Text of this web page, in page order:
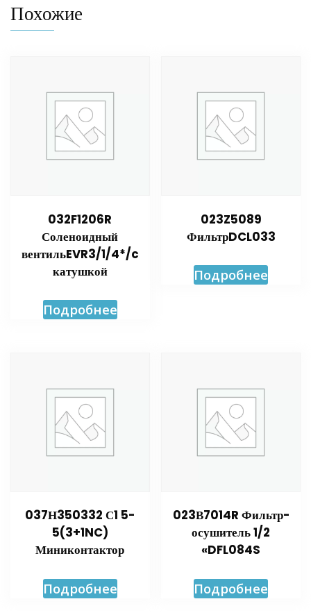
Похожие
032F1206R
Соленоидный
вентильEVR3/1/4*/c
катушкой
Подробнее
023Z5089
ФильтрDCL033
Подробнее
037Н350332 С1 5-
5(3+1NC)
Миниконтактор
Подробнее
023В7014R Фильтр-
осушитель 1/2
«DFL084S
Подробнее